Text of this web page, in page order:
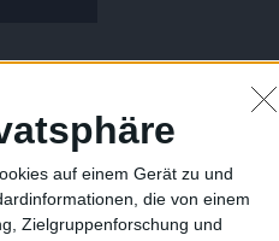
auf einem Gerät zu und
die von einem
Zielgruppenforschung und